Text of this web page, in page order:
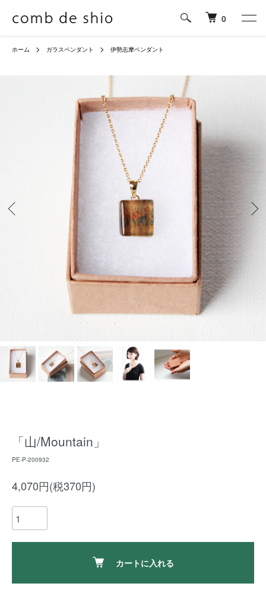
0
ホーム ガラスペンダント 伊勢志摩ペンダント
「山/Mountain」
PE-P-200932
4,070円(税370円)
カートに入れる